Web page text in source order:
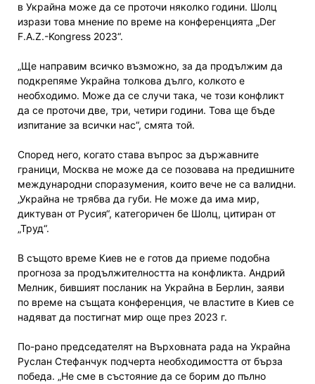
в Украйна може да се проточи няколко години. Шолц
изрази това мнение по време на конференцията „Der
F.A.Z.-Kongress 2023“.
„Ще направим всичко възможно, за да продължим да
подкрепяме Украйна толкова дълго, колкото е
необходимо. Може да се случи така, че този конфликт
да се проточи две, три, четири години. Това ще бъде
изпитание за всички нас“, смята той.
Според него, когато става въпрос за държавните
граници, Москва не може да се позовава на предишните
международни споразумения, които вече не са валидни.
„Украйна не трябва да губи. Не може да има мир,
диктуван от Русия“, категоричен бе Шолц, цитиран от
„Труд“.
В същото време Киев не е готов да приеме подобна
прогноза за продължителността на конфликта. Андрий
Мелник, бившият посланик на Украйна в Берлин, заяви
по време на същата конференция, че властите в Киев се
надяват да постигнат мир още през 2023 г.
По-рано председателят на Върховната рада на Украйна
Руслан Стефанчук подчерта необходимостта от бърза
победа. „Не сме в състояние да се борим до пълно